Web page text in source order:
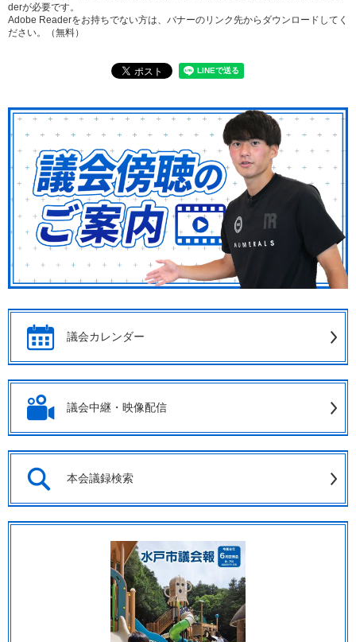
derが必要です。
Adobe Readerをお持ちでない方は、バナーのリンク先からダウンロードしてく
ださい。（無料）
議会カレンダー
議会中継・映像配信
本会議録検索